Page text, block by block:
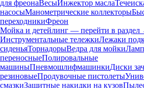
для фреонаВесыИнжектор масла
насосыМанометрические коллекторы
переходникиФреон
Мойка и детейлинг — перейти в раздел
Инструментальные тележкиЛежаки
сиденьяТорнадорыВедра для мойки
переносныеПолировальные
машиныПневмошлифмашинкиДиски
резиновыеПродувочные пистолеты
смазкиЗащитные накидки на кузов